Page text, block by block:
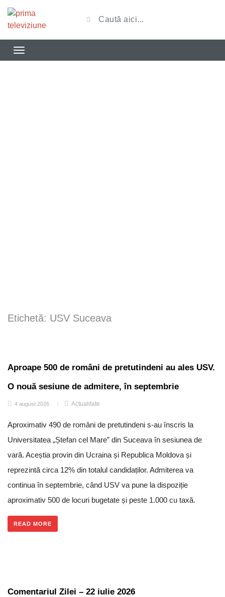
Etichetă: USV Suceava
Aproape 500 de români de pretutindeni au ales USV.
O nouă sesiune de admitere, în septembrie
4 august 2026 / Actualitate
Aproximativ 490 de români de pretutindeni s-au înscris la
Universitatea „Ștefan cel Mare” din Suceava în sesiunea de
vară. Aceștia provin din Ucraina și Republica Moldova și
reprezintă circa 12% din totalul candidaților. Admiterea va
continua în septembrie, când USV va pune la dispoziție
aproximativ 500 de locuri bugetate și peste 1.000 cu taxă.
READ MORE
Comentariul Zilei – 22 iulie 2026